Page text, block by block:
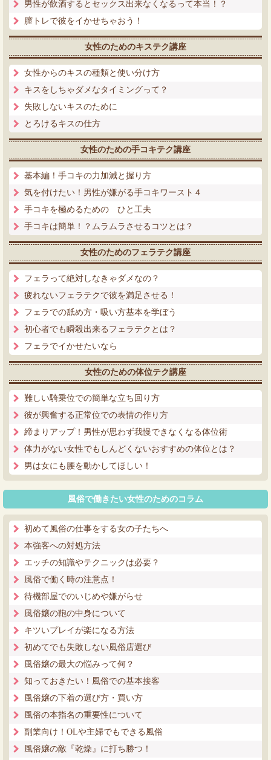
男性が飲酒するとセックス出来なくなるって本当！？
膣トレで彼をイかせちゃおう！
女性のためのキステク講座
女性からのキスの種類と使い分け方
キスをしちゃダメなタイミングって？
失敗しないキスのために
とろけるキスの仕方
女性のための手コキテク講座
基本編！手コキの力加減と握り方
気を付けたい！男性が嫌がる手コキワースト４
手コキを極めるための ひと工夫
手コキは簡単！？ムラムラさせるコツとは？
女性のためのフェラテク講座
フェラって絶対しなきゃダメなの？
疲れないフェラテクで彼を満足させる！
フェラでの舐め方・吸い方基本を学ぼう
初心者でも瞬殺出来るフェラテクとは？
フェラでイかせたいなら
女性のための体位テク講座
難しい騎乗位での簡単な立ち回り方
彼が興奮する正常位での表情の作り方
締まりアップ！男性が思わず我慢できなくなる体位術
体力がない女性でもしんどくないおすすめの体位とは？
男は女にも腰を動かしてほしい！
風俗で働きたい女性のためのコラム
初めて風俗の仕事をする女の子たちへ
本強客への対処方法
エッチの知識やテクニックは必要？
風俗で働く時の注意点！
待機部屋でのいじめや嫌がらせ
風俗嬢の鞄の中身について
キツいプレイが楽になる方法
初めてでも失敗しない風俗店選び
風俗嬢の最大の悩みって何？
知っておきたい！風俗での基本接客
風俗嬢の下着の選び方・買い方
風俗の本指名の重要性について
副業向け！OLや主婦でもできる風俗
風俗嬢の敵『乾燥』に打ち勝つ！